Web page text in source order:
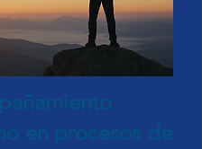
en procesos de